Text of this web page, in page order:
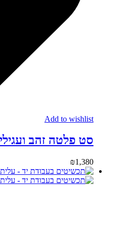
Add to wishlist
סט פלטה זהב
₪1,380